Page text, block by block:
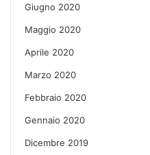
Giugno 2020
Maggio 2020
Aprile 2020
Marzo 2020
Febbraio 2020
Gennaio 2020
Dicembre 2019